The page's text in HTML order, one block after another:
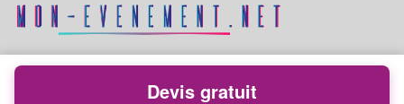
Devis gratuit